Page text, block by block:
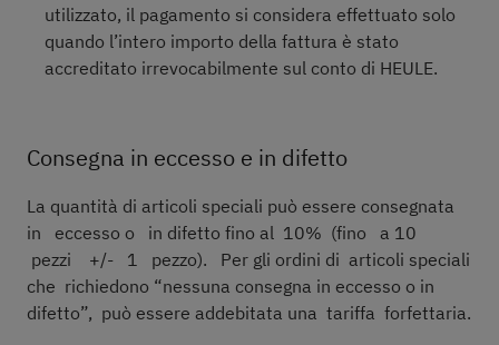
utilizzato, il pagamento si considera effettuato solo
quando l’intero importo della fattura è stato
accreditato irrevocabilmente sul conto di HEULE.
Consegna in eccesso e in difetto
La quantità di articoli speciali può essere consegnata
in eccesso o in difetto fino al 10% (fino a 10
pezzi +/- 1 pezzo). Per gli ordini di articoli speciali
che richiedono “nessuna consegna in eccesso o in
difetto”, può essere addebitata una tariffa forfettaria.